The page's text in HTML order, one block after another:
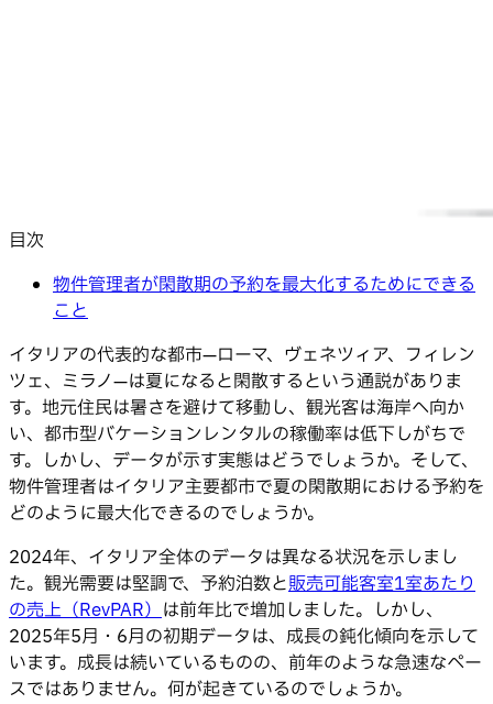
目次
物件管理者が閑散期の予約を最大化するためにできる
こと
イタリアの代表的な都市—ローマ、ヴェネツィア、フィレン
ツェ、ミラノ—は夏になると閑散するという通説がありま
す。地元住民は暑さを避けて移動し、観光客は海岸へ向か
い、都市型バケーションレンタルの稼働率は低下しがちで
す。しかし、データが示す実態はどうでしょうか。そして、
物件管理者はイタリア主要都市で夏の閑散期における予約を
どのように最大化できるのでしょうか。
2024年、イタリア全体のデータは異なる状況を示しまし
た。観光需要は堅調で、予約泊数と販売可能客室1室あたり
の売上（RevPAR）は前年比で増加しました。しかし、
2025年5月・6月の初期データは、成長の鈍化傾向を示して
います。成長は続いているものの、前年のような急速なペー
スではありません。何が起きているのでしょうか。